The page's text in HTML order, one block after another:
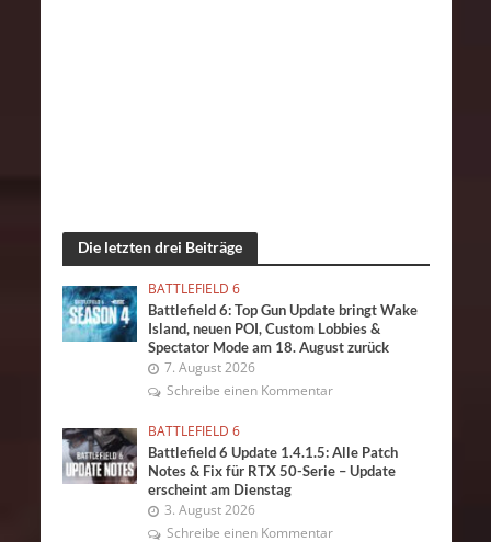
Die letzten drei Beiträge
BATTLEFIELD 6
Battlefield 6: Top Gun Update bringt Wake
Island, neuen POI, Custom Lobbies &
Spectator Mode am 18. August zurück
7. August 2026
Schreibe einen Kommentar
BATTLEFIELD 6
Battlefield 6 Update 1.4.1.5: Alle Patch
Notes & Fix für RTX 50-Serie – Update
erscheint am Dienstag
3. August 2026
Schreibe einen Kommentar